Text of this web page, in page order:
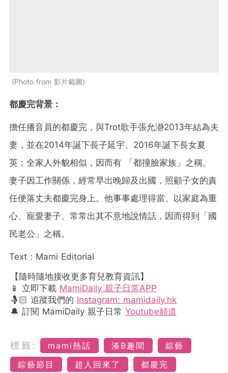
Photo from 影片截圖
都慶完背景：
擔任播音員的都慶完，與Trot歌手張允瀞2013年結為夫
妻，並在2014年誕下長子延宇、2016年誕下長女夏
英；全家人外貌相似，因而有 「都撞臉家族」之稱。
妻子因工作關係，經常早出晚歸及出國，照顧子女的責
任便落丈夫都慶完身上。他事事處理得當、以家庭為重
心、寵愛妻子、常常出其不意地說情話，因而得到「國
民老公」之稱。
Text：Mami Editorial
【隨時隨地接收更多育兒教育資訊】
📱 立即下載 MamiDaily 親子日常APP
🤱🏻 追蹤我們的 Instagram: mamidaily.hk
🔔 訂閱 MamiDaily 親子日常 Youtube頻道
標籤: mami熱話 湊B趣聞
綜藝
綜藝節目
超人回來了
都慶完